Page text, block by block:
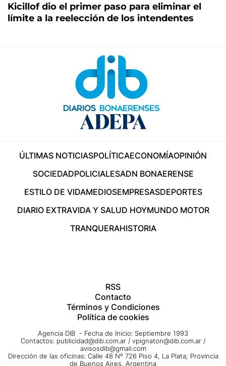
Kicillof dio el primer paso para eliminar el
límite a la reelección de los intendentes
ÚLTIMAS NOTICIASPOLÍTICAECONOMÍAOPINIÓN
SOCIEDADPOLICIALESADN BONAERENSE
ESTILO DE VIDAMEDIOSEMPRESASDEPORTES
DIARIO EXTRAVIDA Y SALUD HOYMUNDO MOTOR
TRANQUERAHISTORIA
RSS
Contacto
Términos y Condiciones
Política de cookies
Agencia DIB - Fecha de Inicio: Septiembre 1993
Contactos: publicidad@dib.com.ar / vpignaton@dib.com.ar /
avisosdib@gmail.com
Dirección de las oficinas: Calle 48 Nº 726 Piso 4, La Plata; Provincia
de Buenos Aires, Argentina